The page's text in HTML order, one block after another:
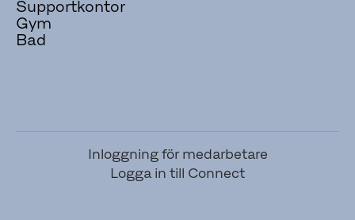
Supportkontor
Gym
Bad
Inloggning för medarbetare
Logga in till Connect